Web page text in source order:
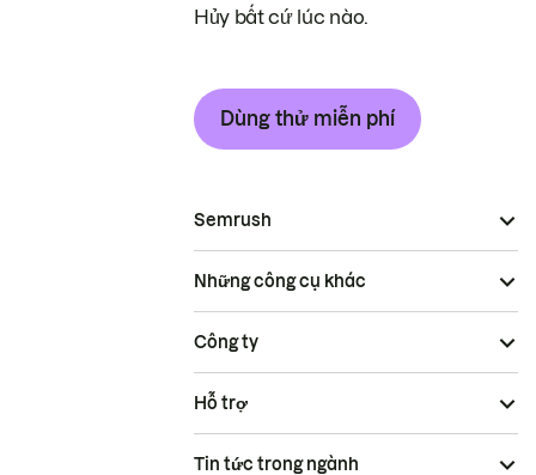
Hủy bất cứ lúc nào.
Dùng thử miễn phí
Semrush
Những công cụ khác
Công ty
Hỗ trợ
Tin tức trong ngành